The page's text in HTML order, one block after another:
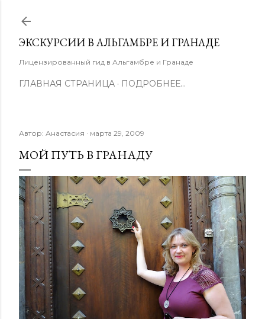
ЭКСКУРСИИ В АЛЬГАМБРЕ И ГРАНАДЕ
Лицензированный гид в Альгамбре и Гранаде
ГЛАВНАЯ СТРАНИЦА ПОДРОБНЕЕ…
Автор: Анастасия марта 29, 2009
МОЙ ПУТЬ В ГРАНАДУ